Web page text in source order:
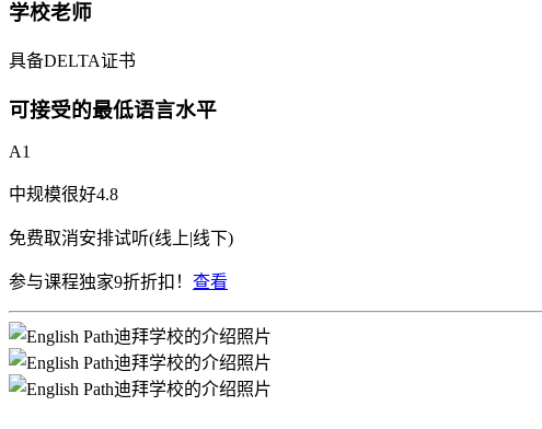
学校老师
具备DELTA证书
可接受的最低语言水平
A1
中规模很好4.8
免费取消安排试听(线上|线下)
参与课程独家9折折扣！ 查看